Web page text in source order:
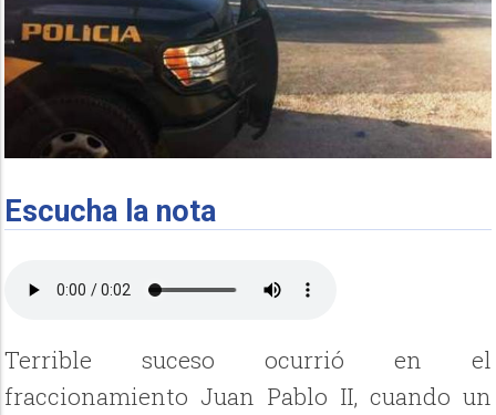
Escucha la nota
Terrible suceso ocurrió en el
fraccionamiento Juan Pablo II, cuando un